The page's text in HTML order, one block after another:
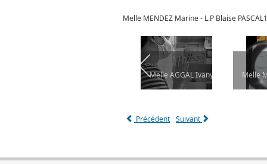
Melle MENDEZ Marine - L.P Blaise
Lucie - L.P Blaise PASCAL13012 MARSEILLE
Mr ODUNKIRAM Emrah - L.P Blaise PASCAL13012 MARSEILLE
Melle AGGAL Ivany - L.P BlaiseMelle
Précédent Suivant